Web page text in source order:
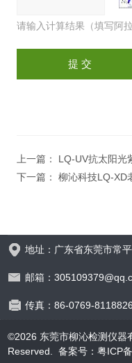
请输入计算结果（填写阿
上一篇： LQ-UV抗太阳光
下一篇： 柳沁科技LQ-XD
地址：广东省东莞市常
邮箱：
传真：86-0769-
©2026 东莞市柳沁检测仪器
Reserved.备案号：粤ICP